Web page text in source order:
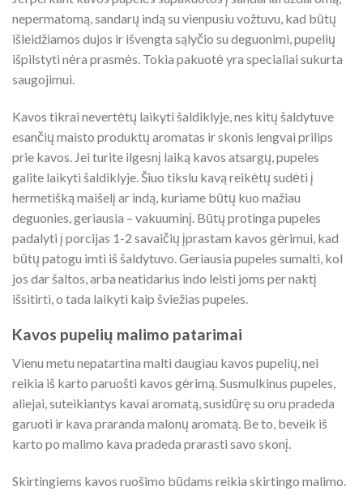
nepermatomą, sandarų indą su vienpusiu vožtuvu, kad būtų
išleidžiamos dujos ir išvengta sąlyčio su deguonimi, pupelių
išpilstyti nėra prasmės. Tokia pakuotė yra specialiai sukurta
saugojimui.
Kavos tikrai nevertėtų laikyti šaldiklyje, nes kitų šaldytuve
esančių maisto produktų aromatas ir skonis lengvai prilips
prie kavos. Jei turite ilgesnį laiką kavos atsargų, pupeles
galite laikyti šaldiklyje. Šiuo tikslu kavą reikėtų sudėti į
hermetišką maišelį ar indą, kuriame būtų kuo mažiau
deguonies, geriausia – vakuuminį. Būtų protinga pupeles
padalyti į porcijas 1-2 savaičių įprastam kavos gėrimui, kad
būtų patogu imti iš šaldytuvo. Geriausia pupeles sumalti, kol
jos dar šaltos, arba neatidarius indo leisti joms per naktį
išsitirti, o tada laikyti kaip šviežias pupeles.
Kavos pupelių malimo patarimai
Vienu metu nepatartina malti daugiau kavos pupelių, nei
reikia iš karto paruošti kavos gėrimą. Susmulkinus pupeles,
aliejai, suteikiantys kavai aromatą, susidūrę su oru pradeda
garuoti ir kava praranda malonų aromatą. Be to, beveik iš
karto po malimo kava pradeda prarasti savo skonį.
Skirtingiems kavos ruošimo būdams reikia skirtingo malimo.